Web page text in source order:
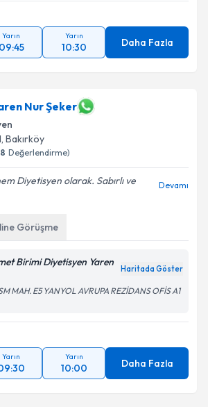
Yarın
09:45
Yarın
10:30 Daha Fazla
Nur Şeker
, Bakırköy
Değerlendirme)
Diyetisyen olarak. Sabırlı ve
Devamı
Görüşme
Birimi Diyetisyen Yaren
Haritada Göster
MAH. E5 YANYOL AVRUPA REZİDANS OFİS A1
Yarın Yarın
10:00 Daha Fazla